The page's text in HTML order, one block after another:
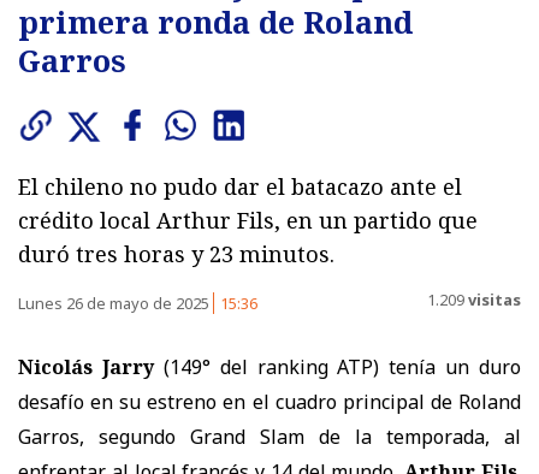
primera ronda de Roland
Garros
El chileno no pudo dar el batacazo ante el
crédito local Arthur Fils, en un partido que
duró tres horas y 23 minutos.
Lunes 26 de mayo de 2025 15:36 1.209visitas
Nicolás Jarry(149° del ranking ATP) tenía un duro
desafío en su estreno en el cuadro principal de Roland
Garros, segundo Grand Slam de la temporada, al